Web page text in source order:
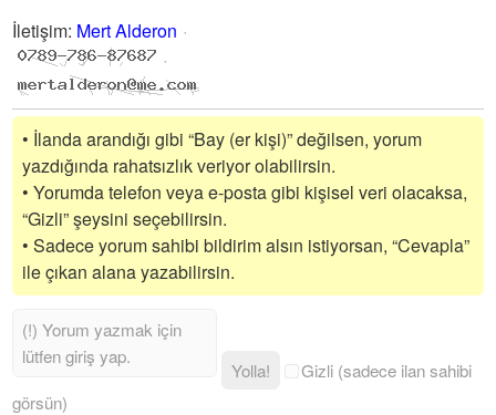
İletişim: Mert Alderon
• İlanda arandığı gibi “Bay (er kişi)” değilsen, yorum
yazdığında rahatsızlık veriyor olabilirsin.
• Yorumda telefon veya e-posta gibi kişisel veri olacaksa,
“Gizli” şeysini seçebilirsin.
• Sadece yorum sahibi bildirim alsın istiyorsan, “Cevapla”
ile çıkan alana yazabilirsin.
Yolla!
Gizli (sadece ilan sahibi
görsün)